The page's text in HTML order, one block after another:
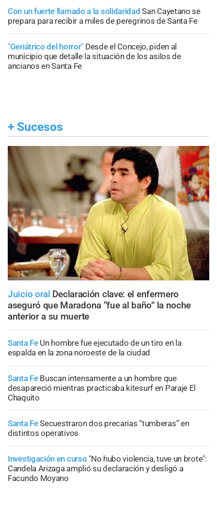
Con un fuerte llamado a la solidaridad San Cayetano se
prepara para recibir a miles de peregrinos de Santa Fe
"Geriátrico del horror" Desde el Concejo, piden al
municipio que detalle la situación de los asilos de
ancianos en Santa Fe
+ Sucesos
Juicio oral Declaración clave: el enfermero
aseguró que Maradona “fue al baño” la noche
anterior a su muerte
Santa Fe Un hombre fue ejecutado de un tiro en la
espalda en la zona noroeste de la ciudad
Santa Fe Buscan intensamente a un hombre que
desapareció mientras practicaba kitesurf en Paraje El
Chaquito
Santa FeSecuestraron dos precarias “tumberas” en
distintos operativos
Investigación en curso "No hubo violencia, tuve un brote":
Candela Arizaga amplió su declaración y desligó a
Facundo Moyano